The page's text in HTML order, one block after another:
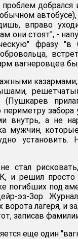
вправо
они стоят", -
фразу
вагнеровцев
внутрь, а не
мужчин,
стал
и решил просто
погибших под
эз-Зор.
лагеря, и
записав
еще один